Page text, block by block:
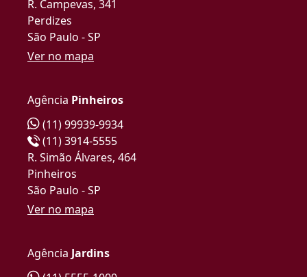
R. Campevas, 341
Perdizes
São Paulo - SP
Ver no mapa
Agência Pinheiros
(11) 99939-9934
(11) 3914-5555
R. Simão Álvares, 464
Pinheiros
São Paulo - SP
Ver no mapa
Agência Jardins